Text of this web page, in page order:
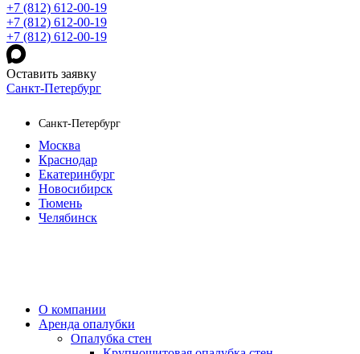
+7 (812) 612-00-19
+7 (812) 612-00-19
+7 (812) 612-00-19
Оставить заявку
Санкт-Петербург
Санкт-Петербург
Москва
Краснодар
Екатеринбург
Новосибирск
Тюмень
Челябинск
О компании
Аренда опалубки
Опалубка стен